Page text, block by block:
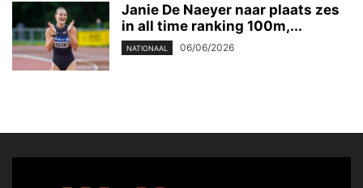
Janie De Naeyer naar plaats zes
in all time ranking 100m,...
NATIONAAL 06/06/2026